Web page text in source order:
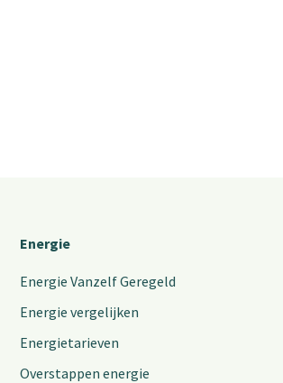
Energie
Energie Vanzelf Geregeld
Energie vergelijken
Energietarieven
Overstappen energie